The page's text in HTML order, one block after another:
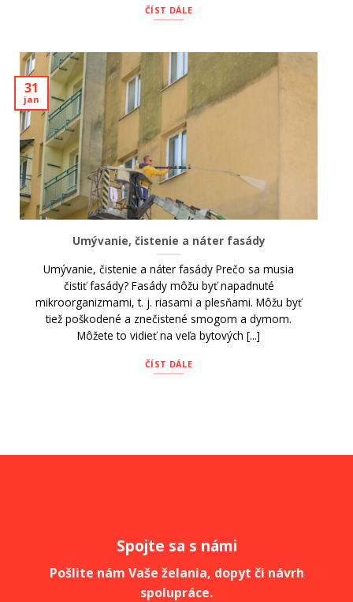
ČÍST DÁLE
Umývanie, čistenie a náter fasády
Umývanie, čistenie a náter fasády Prečo sa musia
čistiť fasády? Fasády môžu byť napadnuté
mikroorganizmami, t. j. riasami a plesňami. Môžu byť
tiež poškodené a znečistené smogom a dymom.
Môžete to vidieť na veľa bytových [...]
ČÍST DÁLE
31
jan
Spojte sa s námi
Pošlite nám Vaše želania, dopyt či návrh
spolupráce.